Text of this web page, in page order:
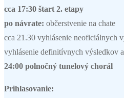
cca 17:30 štart 2. etapy
po návrate: občerstvenie na chate
cca 21.30 vyhlásenie neoficiálnych
vyhlásenie definitívnych výsledkov
24:00 polnočný tunelový chorál
Prihlasovanie: